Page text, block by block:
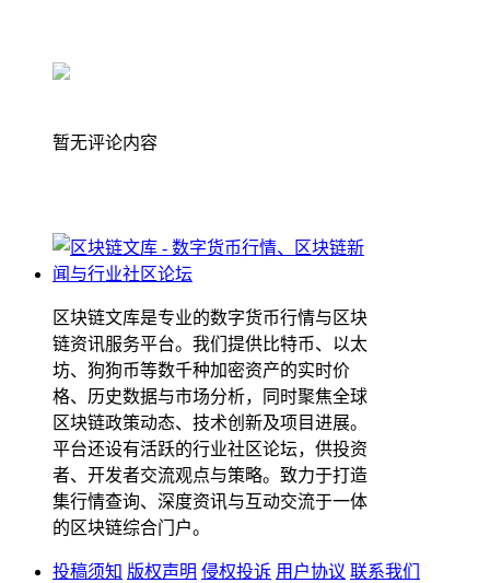
暂无评论内容
区块链文库是专业的数字货币行情与区块
链资讯服务平台。我们提供比特币、以太
坊、狗狗币等数千种加密资产的实时价
格、历史数据与市场分析，同时聚焦全球
区块链政策动态、技术创新及项目进展。
平台还设有活跃的行业社区论坛，供投资
者、开发者交流观点与策略。致力于打造
集行情查询、深度资讯与互动交流于一体
的区块链综合门户。
投稿须知 版权声明 侵权投诉 用户协议 联系我们